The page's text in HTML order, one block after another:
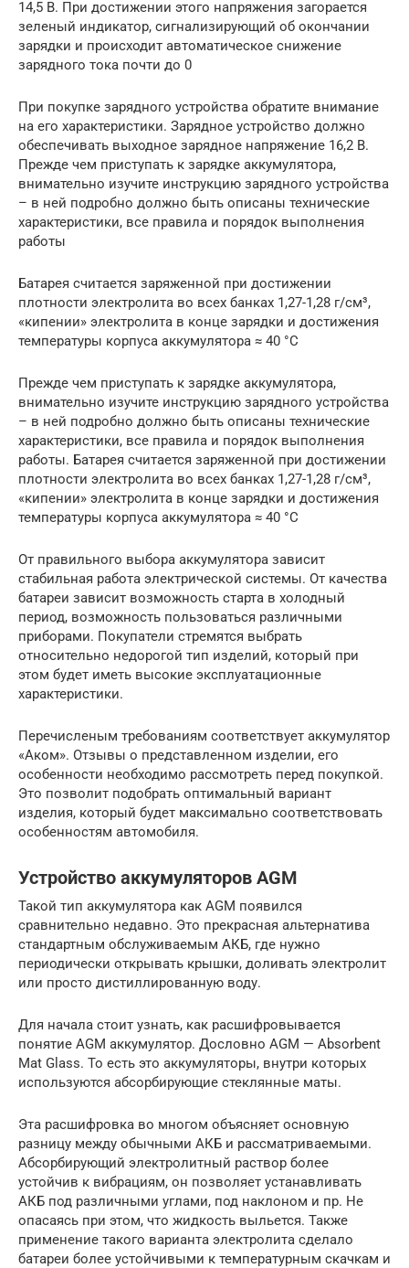
14,5 В. При достижении этого напряжения загорается
зеленый индикатор, сигнализирующий об окончании
зарядки и происходит автоматическое снижение
зарядного тока почти до 0
При покупке зарядного устройства обратите внимание
на его характеристики. Зарядное устройство должно
обеспечивать выходное зарядное напряжение 16,2 В.
Прежде чем приступать к зарядке аккумулятора,
внимательно изучите инструкцию зарядного устройства
– в ней подробно должно быть описаны технические
характеристики, все правила и порядок выполнения
работы
Батарея считается заряженной при достижении
плотности электролита во всех банках 1,27-1,28 г/см³,
«кипении» электролита в конце зарядки и достижения
температуры корпуса аккумулятора ≈ 40 °С
Прежде чем приступать к зарядке аккумулятора,
внимательно изучите инструкцию зарядного устройства
– в ней подробно должно быть описаны технические
характеристики, все правила и порядок выполнения
работы. Батарея считается заряженной при достижении
плотности электролита во всех банках 1,27-1,28 г/см³,
«кипении» электролита в конце зарядки и достижения
температуры корпуса аккумулятора ≈ 40 °С
От правильного выбора аккумулятора зависит
стабильная работа электрической системы. От качества
батареи зависит возможность старта в холодный
период, возможность пользоваться различными
приборами. Покупатели стремятся выбрать
относительно недорогой тип изделий, который при
этом будет иметь высокие эксплуатационные
характеристики.
Перечисленым требованиям соответствует аккумулятор
«Аком». Отзывы о представленном изделии, его
особенности необходимо рассмотреть перед покупкой.
Это позволит подобрать оптимальный вариант
изделия, который будет максимально соответствовать
особенностям автомобиля.
Устройство аккумуляторов AGM
Такой тип аккумулятора как AGM появился
сравнительно недавно. Это прекрасная альтернатива
стандартным обслуживаемым АКБ, где нужно
периодически открывать крышки, доливать электролит
или просто дистиллированную воду.
Для начала стоит узнать, как расшифровывается
понятие AGM аккумулятор. Дословно AGM — Absorbent
Mat Glass. То есть это аккумуляторы, внутри которых
используются абсорбирующие стеклянные маты.
Эта расшифровка во многом объясняет основную
разницу между обычными АКБ и рассматриваемыми.
Абсорбирующий электролитный раствор более
устойчив к вибрациям, он позволяет устанавливать
АКБ под различными углами, под наклоном и пр. Не
опасаясь при этом, что жидкость выльется. Также
применение такого варианта электролита сделало
батареи более устойчивыми к температурным скачкам и